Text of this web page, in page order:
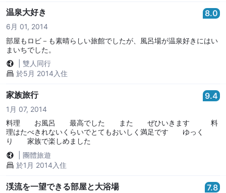
温泉大好き 8.0
6月 01, 2014
部屋もロビ－も素晴らしい旅館でしたが、風呂場が温泉好きにはい
まいちでした。
雙人同行
於5月 2014入住
家族旅行 9.4
1月 07, 2014
料理 お風呂 最高でした また ぜひいきます 料
理はたべきれないくらいでとてもおいしく満足です ゆっく
り 家族で楽しめました
團體旅遊
於1月 2014入住
渓流を一望できる部屋と大浴場 7.8